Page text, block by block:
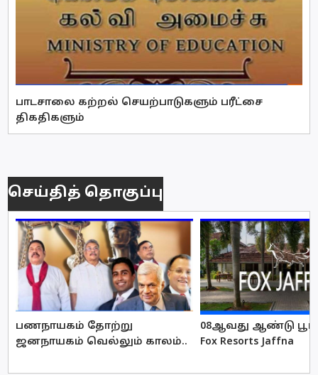
பாடசாலை கற்றல் செயற்பாடுகளும் பரீட்சை
திகதிகளும்
செய்தித் தொகுப்பு
பணநாயகம் தோற்று
ஜனநாயகம் வெல்லும் காலம்..
08ஆவது ஆண்டு
Fox Resorts Jaffna